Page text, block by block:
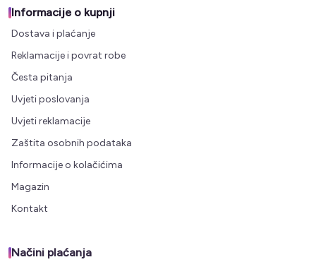
Informacije o kupnji
Dostava i plaćanje
Reklamacije i povrat robe
Česta pitanja
Uvjeti poslovanja
Uvjeti reklamacije
Zaštita osobnih podataka
Informacije o kolačićima
Magazin
Kontakt
Načini plaćanja